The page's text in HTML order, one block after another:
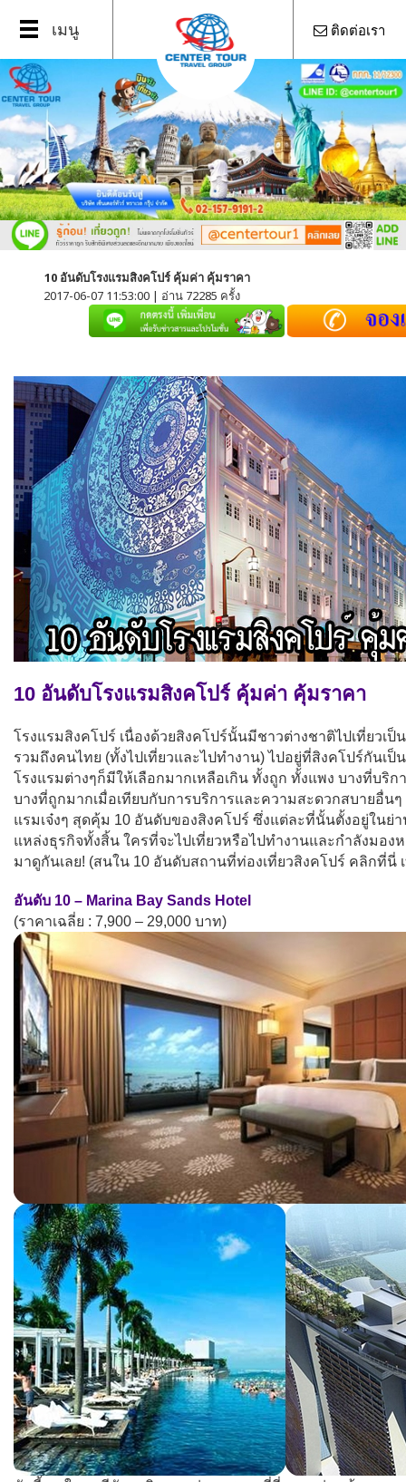
Openเมนู ติดต่อเรา
10 อันดับโรงแรมสิงคโปร์ คุ้มค่า คุ้มราคา
2017-06-07 11:53:00 | อ่าน 72285 ครั้ง
10 อันดับโรงแรมสิงคโปร์ คุ้มค่า คุ้มราคา
โรงแรมสิงคโปร์ เนื่องด้วยสิงคโปร์นั้นมีชาวต่างชาติไปเที่ยวเ
รวมถึงคนไทย (ทั้งไปเที่ยวและไปทำงาน) ไปอยู่ที่สิงคโปร์กันเป็
โรงแรมต่างๆก็มีให้เลือกมากเหลือเกิน ทั้งถูก ทั้งแพง บางที่บริ
บางที่ถูกมากเมื่อเทียบกับการบริการและความสะดวกสบายอื่น
แรมเจ๋งๆ สุดคุ้ม 10 อันดับของสิงคโปร์ ซึ่งแต่ละที่นั้นตั้งอยู่ในย่
แหล่งธุรกิจทั้งสิ้น ใครที่จะไปเที่ยวหรือไปทำงานและกำลังมอง
มาดูกันเลย! (สนใน 10 อันดับสถานที่ท่องเที่ยวสิงคโปร์ คลิกที่นี่
อันดับ 10 – Marina Bay Sands Hotel
(ราคาเฉลี่ย : 7,900 – 29,000 บาท)